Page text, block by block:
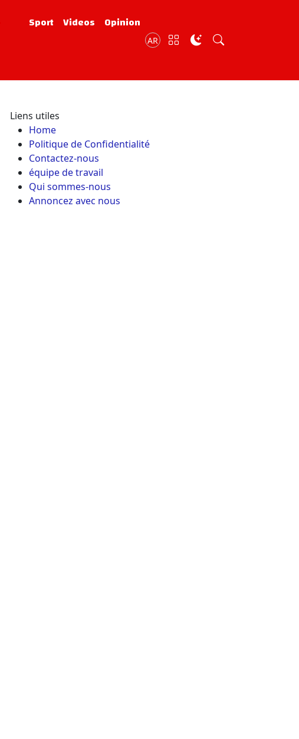
Sport Videos Opinion
AR
Liens utiles
Home
Politique de Confidentialité
Contactez-nous
équipe de travail
Qui sommes-nous
Annoncez avec nous